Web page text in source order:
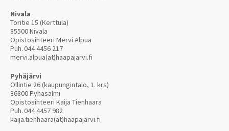
Nivala
Toritie 15 (Kerttula)
85500 Nivala
Opistosihteeri Mervi Alpua
Puh.044 4456 217
mervi.alpua(at)haapajarvi.fi
Pyhäjärvi
Ollintie 26 (kaupungintalo, 1. krs)
86800 Pyhäsalmi
Opistosihteeri Kaija Tienhaara
Puh.044 4457 982
kaija.tienhaara(at)haapajarvi.fi